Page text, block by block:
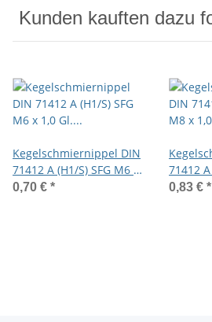
Kunden kauften dazu
Kegelschmiernippel DIN
71412 A (H1/S) SFG M6 x
1,0 Gl. 4mm verzinkt
0,70 € *
71412
1,0
0,83 € *